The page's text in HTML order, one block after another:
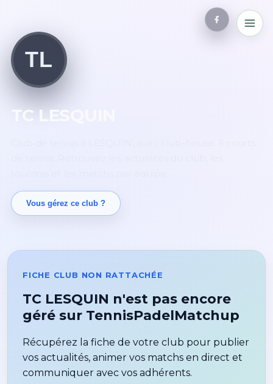
TL
TC LESQUIN
Vous gérez ce club ?
FICHE CLUB NON RATTACHÉE
TC LESQUIN n'est pas encore
géré sur TennisPadelMatchup
Récupérez la fiche de votre club pour publier
vos actualités, animer vos matchs en direct et
communiquer avec vos adhérents.